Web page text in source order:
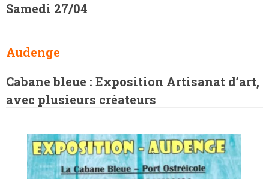
Samedi 27/04
Audenge
Cabane bleue : Exposition Artisanat d’art,
avec plusieurs créateurs